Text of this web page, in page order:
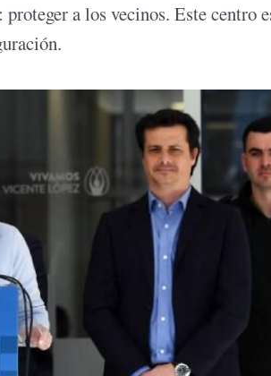
a los vecinos. Este centro